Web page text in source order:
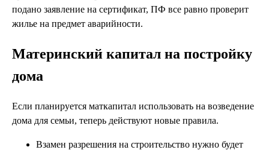
подано заявление на сертификат, ПФ все равно проверит
жилье на предмет аварийности.
Материнский капитал на постройку
дома
Если планируется маткапитал использовать на возведение
дома для семьи, теперь действуют новые правила.
Взамен разрешения на строительство нужно будет